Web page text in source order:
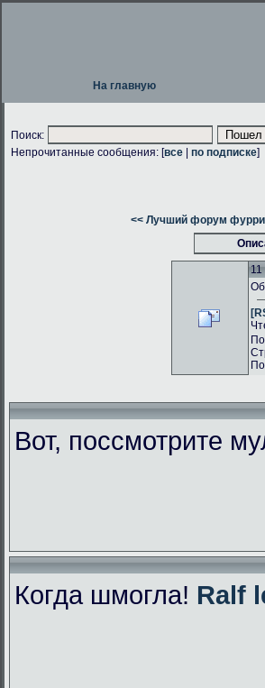
На главную
Поиск:
Непрочитанные сообщения: [все по подписке]
<< Лучший форум фурри
11
Вот, поссмотрите
Когда шмогла! Ralf